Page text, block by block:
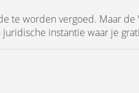
te worden vergoed. Maar de
instantie waar je